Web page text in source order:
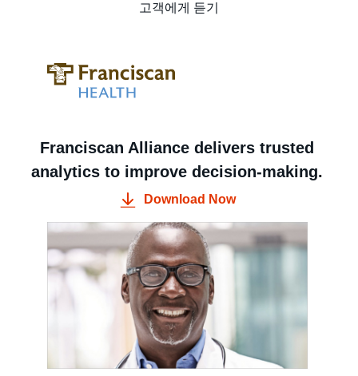
고객에게 듣기
Franciscan Alliance delivers trusted
analytics to improve decision-making.
Download Now